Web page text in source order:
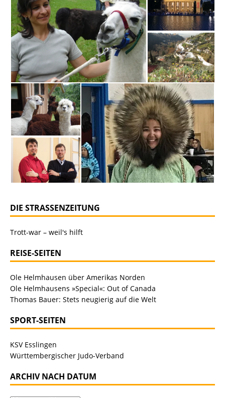
DIE STRASSENZEITUNG
Trott-war – weil's hilft
REISE-SEITEN
Ole Helmhausen über Amerikas Norden
Ole Helmhausens »Special«: Out of Canada
Thomas Bauer: Stets neugierig auf die Welt
SPORT-SEITEN
KSV Esslingen
Württembergischer Judo-Verband
ARCHIV NACH DATUM